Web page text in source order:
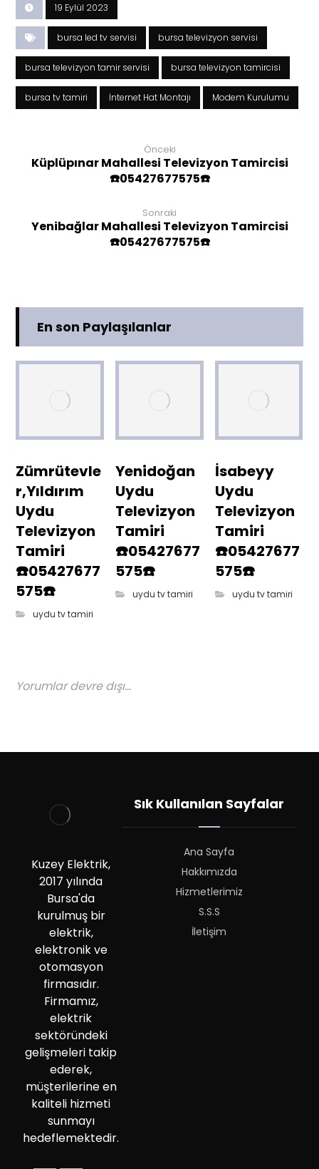
19 Eylül 2023
bursa led tv servisi bursa televizyon servisi
bursa televizyon tamir servisi bursa televizyon tamircisi
bursa tv tamiri İnternet Hat Montajı Modem Kurulumu
Önceki
Küplüpınar Mahallesi Televizyon Tamircisi
☎️05427677575☎️
Sonraki
Yenibağlar Mahallesi Televizyon Tamircisi
☎️05427677575☎️
En son Paylaşılanlar
Zümrütevle
r,Yıldırım
Uydu
Televizyon
Tamiri
☎️05427677
575☎️
uydu tv tamiri
Yenidoğan
Uydu
Televizyon
Tamiri
☎️05427677
575☎️
uydu tv tamiri
İsabeyy
Uydu
Televizyon
Tamiri
☎️05427677
575☎️
uydu tv tamiri
Yorumlar devre dışı...
Kuzey Elektrik,
2017 yılında
Bursa'da
kurulmuş bir
elektrik,
elektronik ve
otomasyon
firmasıdır.
Firmamız,
elektrik
sektöründeki
gelişmeleri takip
ederek,
müşterilerine en
kaliteli hizmeti
sunmayı
hedeflemektedir.
Sık Kullanılan Sayfalar
Ana Sayfa
Hakkımızda
Hizmetlerimiz
S.S.S
İletişim